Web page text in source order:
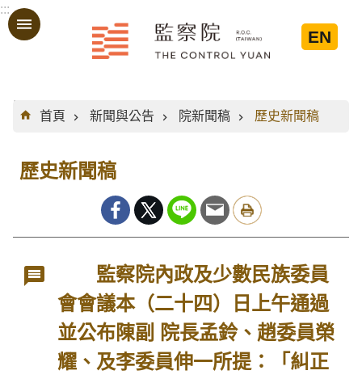
跳到主要內容區塊
:::
EN
:::
首頁
新聞與公告 院新聞稿 歷史新聞稿
歷史新聞稿
監察院內政及少數民族委員
會會議本（二十四）日上午通過
並公布陳副 院長孟鈴、趙委員榮
耀、及李委員伸一所提：「糾正